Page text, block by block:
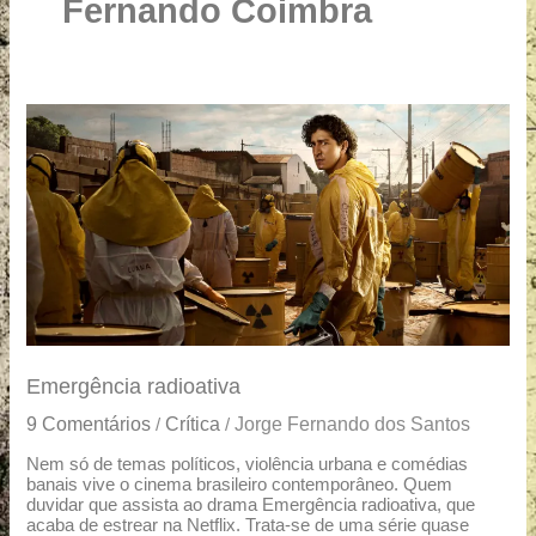
e
Fernando Coimbra
Emergência radioativa
9 Comentários / Crítica /Jorge Fernando dos Santos
Nem só de temas políticos, violência urbana e comédias
banais vive o cinema brasileiro contemporâneo. Quem
duvidar que assista ao drama Emergência radioativa, que
acaba de estrear na Netflix. Trata-se de uma série quase
Emergência
radioativa